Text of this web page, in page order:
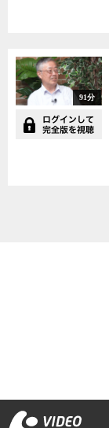
91分